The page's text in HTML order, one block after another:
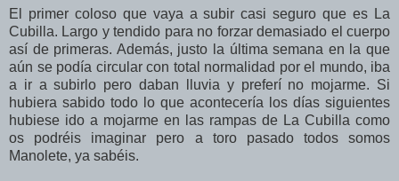
El primer coloso que vaya a subir casi seguro que es La
Cubilla. Largo y tendido para no forzar demasiado el cuerpo
así de primeras. Además, justo la última semana en la que
aún se podía circular con total normalidad por el mundo, iba
a ir a subirlo pero daban lluvia y preferí no mojarme. Si
hubiera sabido todo lo que acontecería los días siguientes
hubiese ido a mojarme en las rampas de La Cubilla como
os podréis imaginar pero a toro pasado todos somos
Manolete, ya sabéis.